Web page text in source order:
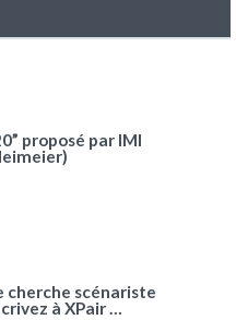
proposé par IMI
cherche scénariste
à XPair …